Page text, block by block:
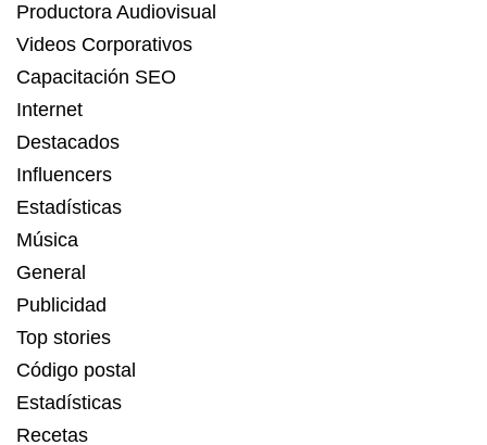
Productora Audiovisual
Videos Corporativos
Capacitación SEO
Internet
Destacados
Influencers
Estadísticas
Música
General
Publicidad
Top stories
Código postal
Estadísticas
Recetas